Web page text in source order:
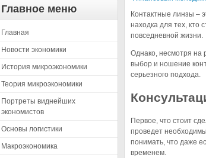
Главное меню
Главная
Новости экономики
История микроэкономики
Теория микроэкономики
Портреты виднейших
экономистов
Основы логистики
Макроэкономика
Контактные линзы –
находка для тех, кто
повседневной жизни.
Однако, несмотря на
выбор и ношение
серьезного подхода.
Первое, что стоит
проведет
понимать, что даже
временем.